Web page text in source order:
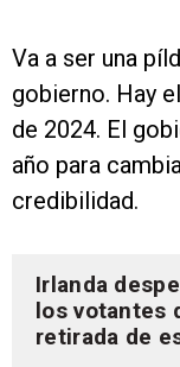
Va a ser una
gobierno. Hay
de 2024. El
año para
credibilidad.
Irlanda
los votantes de
retirada de